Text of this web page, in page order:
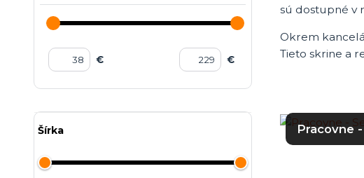
sú dostupné v
Okrem
Tieto skrine a
Pracovne
€ €
Šírka